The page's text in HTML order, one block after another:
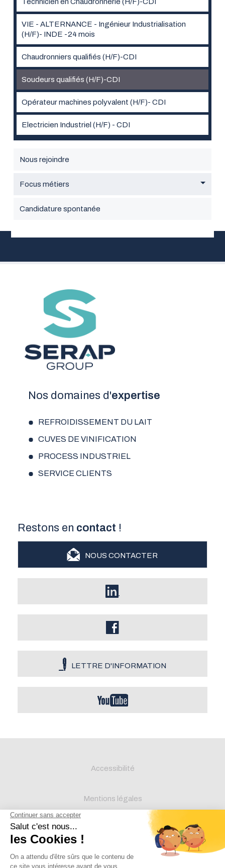
VIE - ALTERNANCE - Ingénieur Industrialisation
(H/F)- INDE -24 mois
Chaudronniers qualifiés (H/F)-CDI
Soudeurs qualifiés (H/F)-CDI
Opérateur machines polyvalent (H/F)- CDI
Electricien Industriel (H/F) - CDI
Nous rejoindre
Focus métiers
Candidature spontanée
Nos domaines d'expertise
REFROIDISSEMENT DU LAIT
CUVES DE VINIFICATION
PROCESS INDUSTRIEL
SERVICE CLIENTS
Restons en contact !
NOUS CONTACTER
LETTRE D'INFORMATION
Accessibilité
Mentions légales
Protection des données
Crédits